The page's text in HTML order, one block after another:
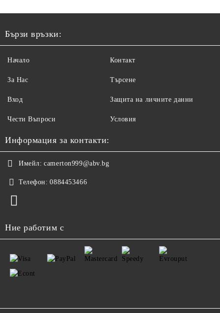
Бързи връзки:
Начало
За Нас
Вход
Чести Въпроси
Контакт
Търсене
Защита на личните данни
Условия
Информация за контакти:
Имейл: camerton999@abv.bg
Телефон: 0884453466
Ние работим с